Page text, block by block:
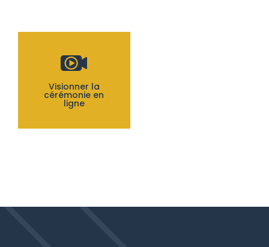
Visionner la
cérémonie en
ligne